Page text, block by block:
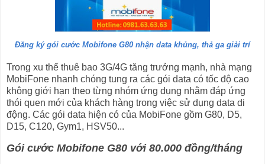
Đăng ký gói cước Mobifone G80 nhận data khủng, thả ga giải trí
Trong xu thế thuê bao 3G/4G tăng trưởng mạnh, nhà mạng
MobiFone nhanh chóng tung ra các gói data có tốc độ cao
không giới hạn theo từng nhóm ứng dụng nhằm đáp ứng
thói quen mới của khách hàng trong việc sử dụng data di
động. Các gói data hiện có của MobiFone gồm G80, D5,
D15, C120, Gym1, HSV50...
Gói cước Mobifone G80 với 80.000 đồng/tháng